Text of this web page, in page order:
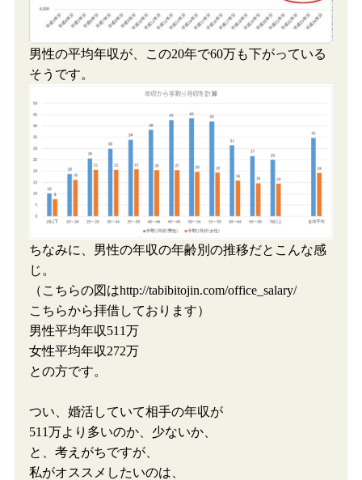
男性の平均年収が、この20年で60万も下がっている
そうです。
ちなみに、男性の年収の年齢別の推移だとこんな感
じ。
（こちらの図はhttp://tabibitojin.com/office_salary/
こちらから拝借しております）
男性平均年収511万
女性平均年収272万
との方です。
つい、婚活していて相手の年収が
511万より多いのか、少ないか、
と、考えがちですが、
私がオススメしたいのは、